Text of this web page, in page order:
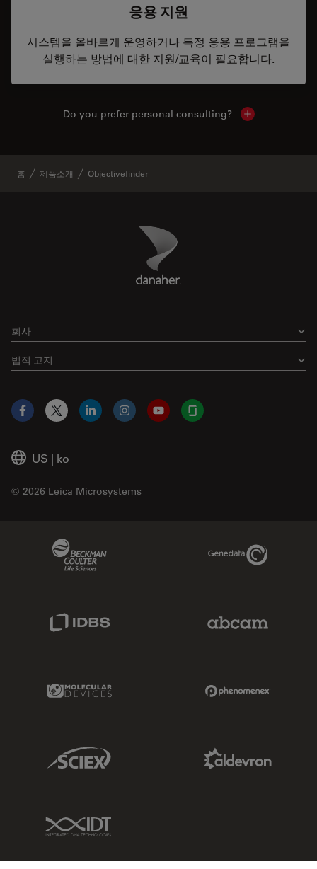
응용 지원
시스템을 올바르게 운영하거나 특정 응용 프로그램을
실행하는 방법에 대한 지원/교육이 필요합니다.
Do you prefer personal consulting? Show local
홈 제품소개 Objectivefinder
Danaher Logo
회사
법적 고지
US | ko
© 2026 Leica Microsystems
Facebook
X LinkedInInstagramYouTubeGlassdoor
Genedata Link
Molecular Devices Link
Sciex Link
IDT Link